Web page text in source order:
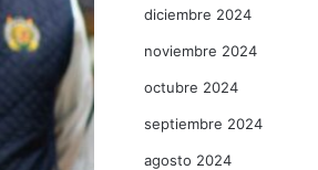
diciembre 2024
noviembre 2024
octubre 2024
septiembre 2024
agosto 2024